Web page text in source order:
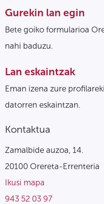
Gurekin lan egin
Bete goiko formularioa
nahi baduzu.
Lan eskaintzak
Eman izena zure
datorren eskaintzan.
Kontaktua
Zamalbide auzoa, 14.
20100 Orereta-Errenteria
Ikusi mapa
943 52 03 97